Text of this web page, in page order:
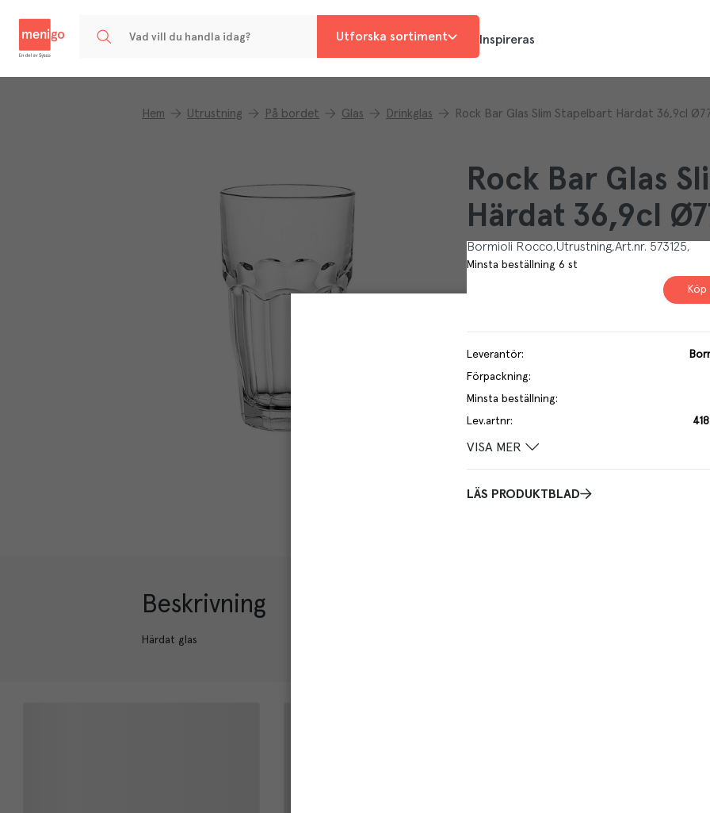
Utforska sortiment Inspireras
Hem Utrustning På bordet Glas Drinkglas Rock Bar Glas Slim Stapelbart Härdat 36,9cl
Rock Bar Glas
Härdat 36,9cl
Bormioli Rocco Utrustning Art.nr. 573125
Minsta beställning 6 st
Köp
Leverantör:
Förpackning:
Minsta beställning:
Lev.artnr:
VISA MER
LÄS PRODUKTBLAD
Beskrivning
Härdat glas